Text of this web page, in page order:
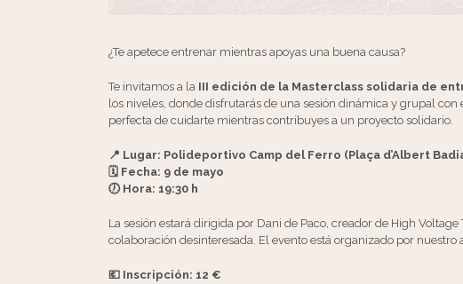
¿Te apetece entrenar mientras apoyas una buena causa?
Te invitamos a la III edición de la Masterclass solidaria de
los niveles, donde disfrutarás de una sesión dinámica y grupal
perfecta de cuidarte mientras contribuyes a un proyecto solidario.
📍 Lugar: Polideportivo Camp del Ferro (Plaça d’Albert
🗓 Fecha: 9 de mayo
🕖 Hora: 19:30 h
La sesión estará dirigida por Dani de Paco, creador de High
colaboración desinteresada. El evento está organizado por
💶 Inscripción: 12 €